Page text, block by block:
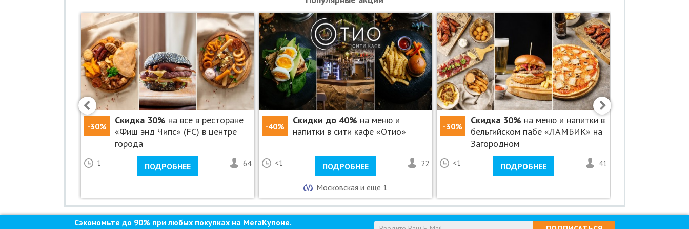
Обязательна предварительная запись по телефону.
Время работы: пн-пт с 10:00 до 22:00, сб-вс с 11:00 до 21:00.
Услуги (товары) предоставляются ИП Полетаев Алексей Сергеевич, ОГРНИП
319784700331742
-30%
Скидка 30% на все в ресторане
«Фиш энд Чипс» (FC) в центре
города
1 ПОДРОБНЕЕ 64
-40%
Скидки до 40% на меню и
напитки в сити кафе «Отио»
<1 ПОДРОБНЕЕ 22
Московская и еще 1
-30%
Скидка 30% на меню и напитки в
бельгийском пабе «ЛАМБИК» на
Загородном
<1 ПОДРОБНЕЕ 41
Сэкономьте до 90% при любых покупках на МегаКупоне.